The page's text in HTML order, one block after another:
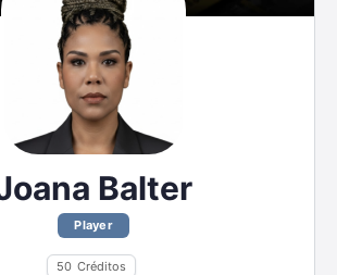
Balter
Player
50 Créditos